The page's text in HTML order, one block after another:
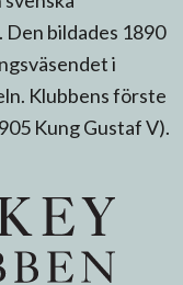
bildades 1890
i
Klubbens förste
Kung Gustaf V).